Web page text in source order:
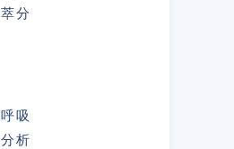
分
吸
析